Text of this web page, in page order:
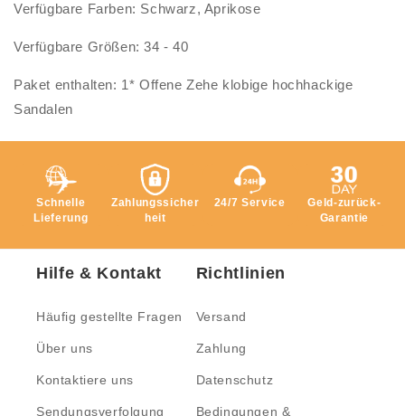
Verfügbare Farben: Schwarz, Aprikose
Verfügbare Größen: 34 - 40
Paket enthalten: 1* Offene Zehe klobige hochhackige
Sandalen
Schnelle
Lieferung
Zahlungssicher
heit
24/7 Service
Geld-zurück-
Garantie
Hilfe & Kontakt
Häufig gestellte Fragen
Über uns
Kontaktiere uns
Sendungsverfolgung
Richtlinien
Versand
Zahlung
Datenschutz
Bedingungen &